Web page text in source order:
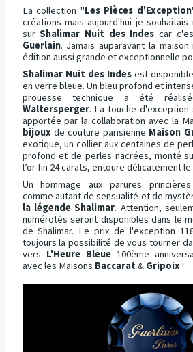
La collection "Les Pièces d'Exception
créations mais aujourd'hui je
surShalimar Nuit des Indes car
Guerlain. Jamais auparavant la
édition aussi grande et exceptionnelle
Shalimar Nuit des Indesest
en verre bleue. Un bleu profond et
prouesse technique a été
Waltersperger. La touche d'exception
apportée par la collaboration avec la
bijoux de couture parisienne Maison
exotique, un collier aux centaines de
profond et de perles nacrées, monté
l’or fin 24 carats, entoure délicatement
Un hommage aux parures princières
comme autant de sensualité et de
la légende Shalimar. Attention,
numérotés seront disponibles dans le
de Shalimar. Le prix de l'exception
toujours la possibilité de vous tourner
vers L'Heure Bleue100ème
avec les Maisons Baccarat&Gripoix !